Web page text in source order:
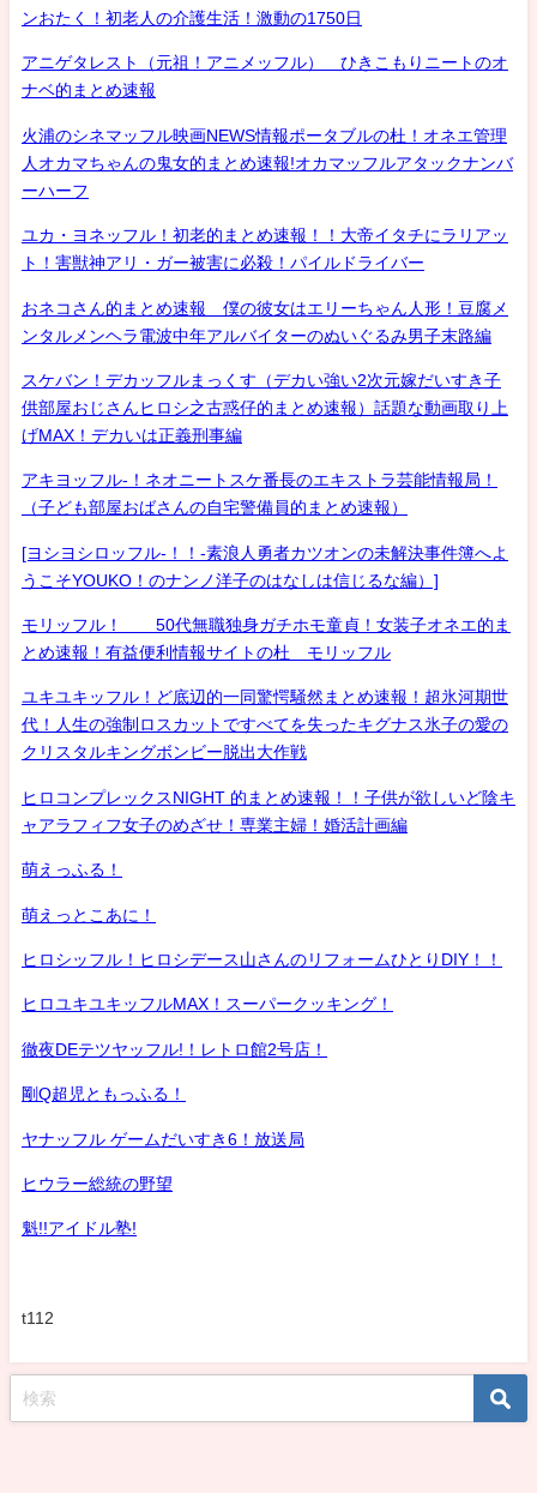
ンおたく！初老人の介護生活！激動の1750日
アニゲタレスト（元祖！アニメッフル） ひきこもりニートのオ
ナベ的まとめ速報
火浦のシネマッフル映画NEWS情報ポータブルの杜！オネエ管理
人オカマちゃんの鬼女的まとめ速報!オカマッフルアタックナンバ
ーハーフ
ユカ・ヨネッフル！初老的まとめ速報！！大帝イタチにラリアッ
ト！害獣神アリ・ガー被害に必殺！パイルドライバー
おネコさん的まとめ速報 僕の彼女はエリーちゃん人形！豆腐メ
ンタルメンヘラ電波中年アルバイターのぬいぐるみ男子末路編
スケバン！デカッフルまっくす（デカい強い2次元嫁だいすき子
供部屋おじさんヒロシ之古惑仔的まとめ速報）話題な動画取り上
げMAX！デカいは正義刑事編
アキヨッフル-！ネオニートスケ番長のエキストラ芸能情報局！
（子ども部屋おばさんの自宅警備員的まとめ速報）
[ヨシヨシロッフル-！！-素浪人勇者カツオンの未解決事件簿へよ
うこそYOUKO！のナンノ洋子のはなしは信じるな編）]
モリッフル！ 50代無職独身ガチホモ童貞！女装子オネエ的ま
とめ速報！有益便利情報サイトの杜 モリッフル
ユキユキッフル！ど底辺的一同驚愕騒然まとめ速報！超氷河期世
代！人生の強制ロスカットですべてを失ったキグナス氷子の愛の
クリスタルキングボンビー脱出大作戦
ヒロコンプレックスNIGHT 的まとめ速報！！子供が欲しいど陰キ
ャアラフィフ女子のめざせ！専業主婦！婚活計画編
萌えっふる！
萌えっとこあに！
ヒロシッフル！ヒロシデース山さんのリフォームひとりDIY！！
ヒロユキユキッフルMAX！スーパークッキング！
徹夜DEテツヤッフル!！レトロ館2号店！
剛Q超児ともっふる！
ヤナッフル ゲームだいすき6！放送局
ヒウラー総統の野望
魁!!アイドル塾!
t112